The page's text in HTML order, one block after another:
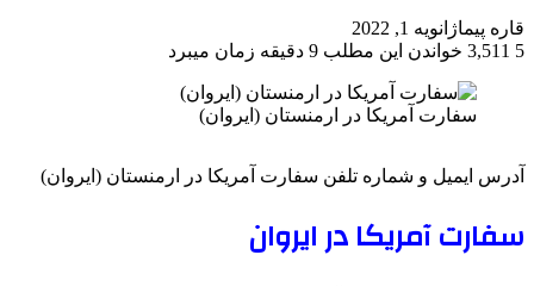
قاره پیماژانویه 1, 2022
5
خواندن این مطلب 9 دقیقه زمان میبرد
سفارت آمریکا در ارمنستان (ایروان)
آدرس ایمیل و شماره تلفن سفارت آمریکا در ارمنستان (ایروان)
سفارت آمریکا در ایروان